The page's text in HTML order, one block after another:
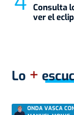
Consulta
ver el
Lo +
ONDA VASCA